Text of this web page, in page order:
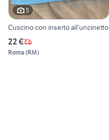
5
Cuscino con inserto all’uncinetto
22 €
Roma (RM)